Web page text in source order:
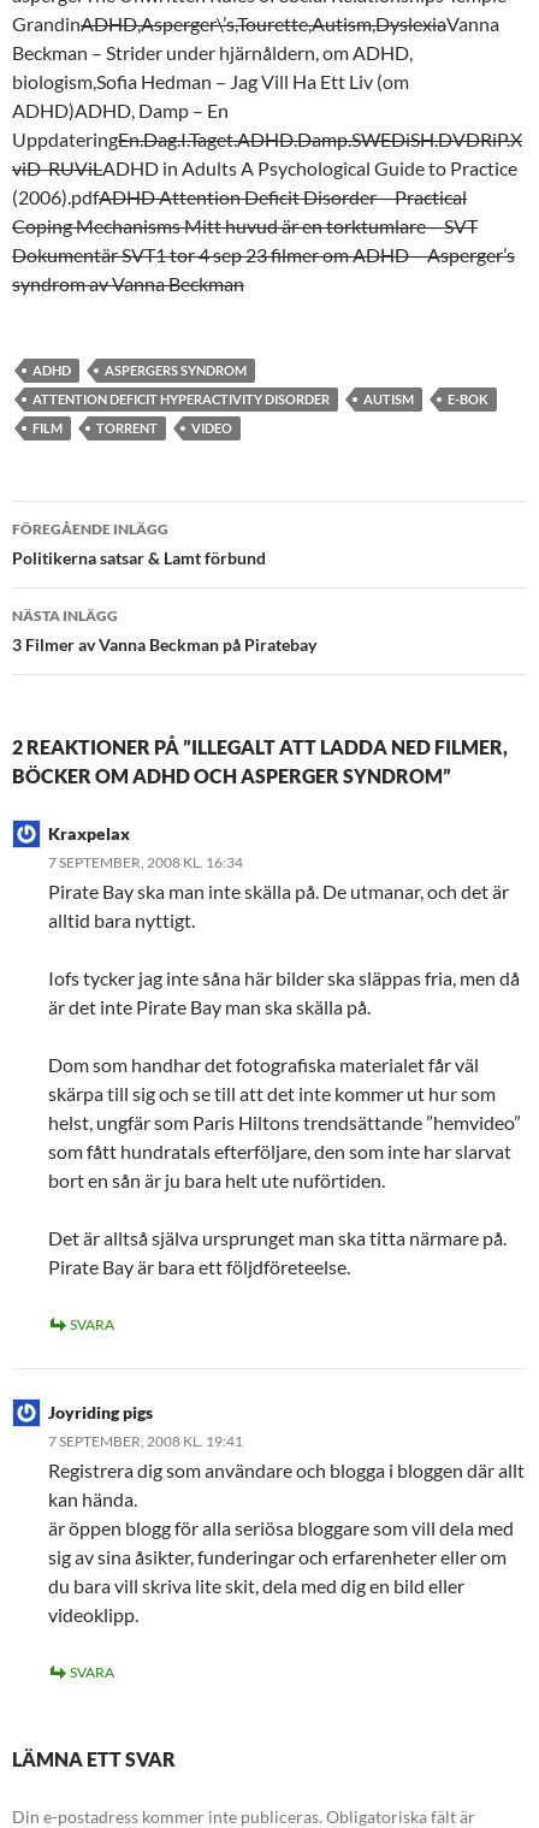
GrandinADHD,Asperger\’s,Tourette,Autism,DyslexiaVanna
Beckman – Strider under hjärnåldern, om ADHD,
biologism,Sofia Hedman – Jag Vill Ha Ett Liv (om
ADHD)ADHD, Damp – En
UppdateringEn.Dag.I.Taget.ADHD.Damp.SWEDiSH.DVDRiP.X
viD-RUViLADHD in Adults A Psychological Guide to Practice
(2006).pdfADHD Attention Deficit Disorder – Practical
Coping MechanismsMitt huvud är en torktumlare – SVT
Dokumentär SVT1 tor 4 sep 23 filmer om ADHD – Asperger’s
syndrom av Vanna Beckman
ADHD
ASPERGERS SYNDROM
ATTENTION DEFICIT HYPERACTIVITY DISORDER
AUTISM
E-BOK
FILM
TORRENT VIDEO
Inläggsnavigering
FÖREGÅENDE INLÄGG
Politikerna satsar & Lamt förbund
NÄSTA INLÄGG
3 Filmer av Vanna Beckman på Piratebay
2 REAKTIONER PÅ ”ILLEGALT ATT LADDA NED FILMER,
BÖCKER OM ADHD OCH ASPERGER SYNDROM”
Kraxpelax
7 SEPTEMBER, 2008 KL. 16:34
Pirate Bay ska man inte skälla på. De utmanar, och det är
alltid bara nyttigt.
Iofs tycker jag inte såna här bilder ska släppas fria, men då
är det inte Pirate Bay man ska skälla på.
Dom som handhar det fotografiska materialet får väl
skärpa till sig och se till att det inte kommer ut hur som
helst, ungfär som Paris Hiltons trendsättande ”hemvideo”
som fått hundratals efterföljare, den som inte har slarvat
bort en sån är ju bara helt ute nuförtiden.
Det är alltså själva ursprunget man ska titta närmare på.
Pirate Bay är bara ett följdföreteelse.
SVARA
Joyriding pigs
7 SEPTEMBER, 2008 KL. 19:41
Registrera dig som användare och blogga i bloggen där allt
kan hända.
är öppen blogg för alla seriösa bloggare som vill dela med
sig av sina åsikter, funderingar och erfarenheter eller om
du bara vill skriva lite skit, dela med dig en bild eller
videoklipp.
SVARA
LÄMNA ETT SVAR
Din e-postadress kommer inte publiceras. Obligatoriska fält är